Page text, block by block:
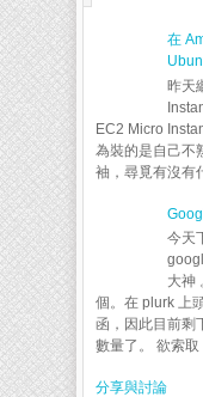
在
昨天
EC2 Micro
為裝的是自己不
袖，尋覓有沒有
今天
大神
個。在 plurk 上
函，因此目前剩
數量了。 欲索取
分享與討論